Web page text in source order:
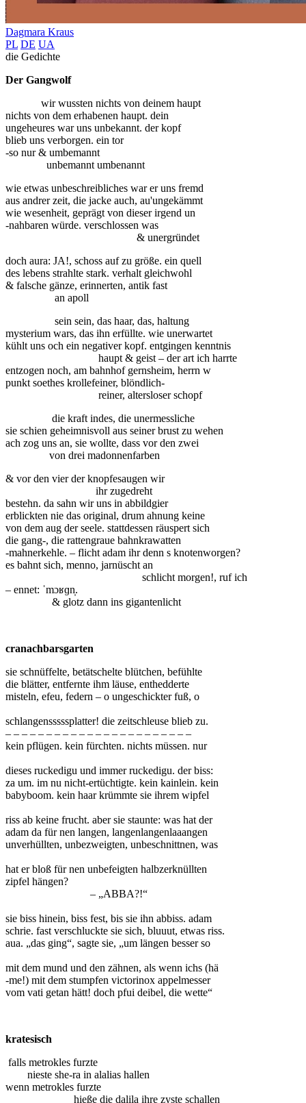
Dagmara Kraus
PL DE UA
die Gedichte
Der Gangwolf
wir wussten nichts von deinem haupt
nichts von dem erhabenen haupt. dein
ungeheures war uns unbekannt. der kopf
blieb uns verborgen. ein tor
-so nur & umbemannt
unbemannt umbenannt
wie etwas unbeschreibliches war er uns fremd
aus andrer zeit, die jacke auch, au'ungekämmt
wie wesenheit, geprägt von dieser irgend un
-nahbaren würde. verschlossen was
& unergründet
doch aura: JA!, schoss auf zu größe. ein quell
des lebens strahlte stark. verhalt gleichwohl
& falsche gänze, erinnerten, antik fast
an apoll
sein sein, das haar, das, haltung
mysterium wars, das ihn erfüllte. wie unerwartet
kühlt uns och ein negativer kopf. entgingen kenntnis
haupt & geist – der art ich harrte
entzogen noch, am bahnhof gernsheim, herrn w
punkt soethes krollefeiner, blöndlich-
reiner, altersloser schopf
die kraft indes, die unermessliche
sie schien geheimnisvoll aus seiner brust zu wehen
ach zog uns an, sie wollte, dass vor den zwei
von drei madonnenfarben
& vor den vier der knopfesaugen wir
ihr zugedreht
bestehn. da sahn wir uns in abbildgier
erblickten nie das original, drum ahnung keine
von dem aug der seele. stattdessen räuspert sich
die gang-, die rattengraue bahnkrawatten
-mahnerkehle. – flicht adam ihr denn s knotenworgen?
es bahnt sich, menno, jarnüscht an
schlicht morgen!, ruf ich
– ennet: ˈmɔʁɡn̩.
& glotz dann ins gigantenlicht
cranachbarsgarten
sie schnüffelte, betätschelte blütchen, befühlte
die blätter, entfernte ihm läuse, enthedderte
misteln, efeu, federn – o ungeschickter fuß, o
schlangensssssplatter! die zeitschleuse blieb zu.
– – – – – – – – – – – – – – – – – – – – – – –
kein pflügen. kein fürchten. nichts müssen. nur
dieses ruckedigu und immer ruckedigu. der biss:
za um. im nu nicht-ertüchtigte. kein kainlein. kein
babyboom. kein haar krümmte sie ihrem wipfel
riss ab keine frucht. aber sie staunte: was hat der
adam da für nen langen, langenlangenlaaangen
unverhüllten, unbezweigten, unbeschnittnen, was
hat er bloß für nen unbefeigten halbzerknüllten
zipfel hängen?
– „ABBA?!“
sie biss hinein, biss fest, bis sie ihn abbiss. adam
schrie. fast verschluckte sie sich, bluuut, etwas riss.
aua. „das ging“, sagte sie, „um längen besser so
mit dem mund und den zähnen, als wenn ichs (hä
-me!) mit dem stumpfen victorinox appelmesser
vom vati getan hätt! doch pfui deibel, die wette“
kratesisch
falls metrokles furzte
nieste she-ra in alalias hallen
wenn metrokles furzte
hieße die dalila ihre zyste schallen